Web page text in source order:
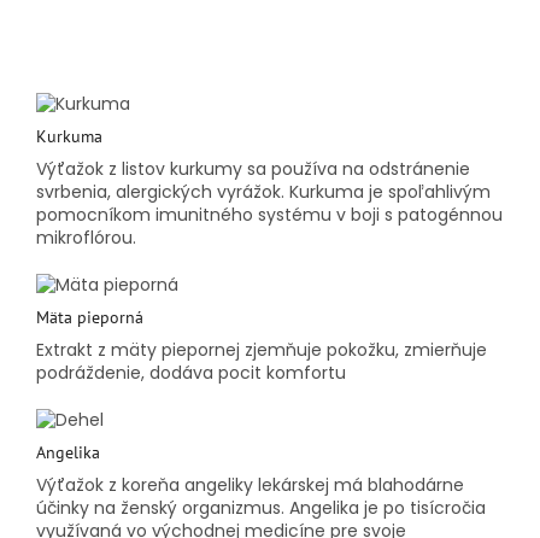
Kurkuma
Výťažok z listov kurkumy sa používa na odstránenie
svrbenia, alergických vyrážok. Kurkuma je spoľahlivým
pomocníkom imunitného systému v boji s patogénnou
mikroflórou.
Mäta pieporná
Extrakt z mäty piepornej zjemňuje pokožku, zmierňuje
podráždenie, dodáva pocit komfortu
Angelika
Výťažok z koreňa angeliky lekárskej má blahodárne
účinky na ženský organizmus. Angelika je po tisícročia
využívaná vo východnej medicíne pre svoje